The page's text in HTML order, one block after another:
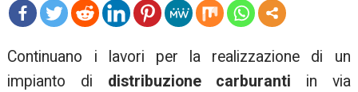
re
Continuano i lavori per la realizzazione di un
impianto di distribuzione carburanti in via